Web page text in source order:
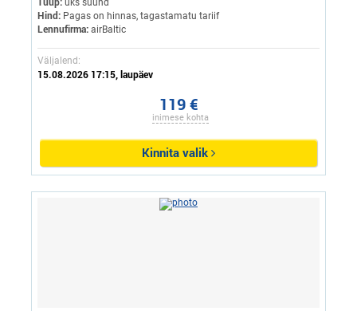
Hind: Pagas on hinnas, tagastamatu tariif
Lennufirma: airBaltic
Väljalend:
15.08.2026 17:15, laupäev
119 €
inimese kohta
Kinnita valik